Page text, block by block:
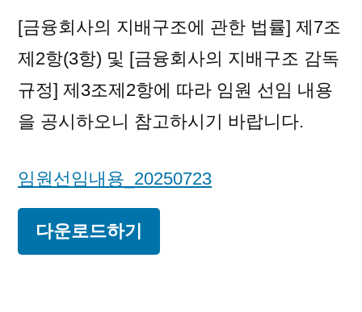
[금융회사의 지배구조에 관한 법률] 제7조
제2항(3항) 및 [금융회사의 지배구조 감독
규정] 제3조제2항에 따라 임원 선임 내용
을 공시하오니 참고하시기 바랍니다.
임원선임내용_20250723
다운로드하기